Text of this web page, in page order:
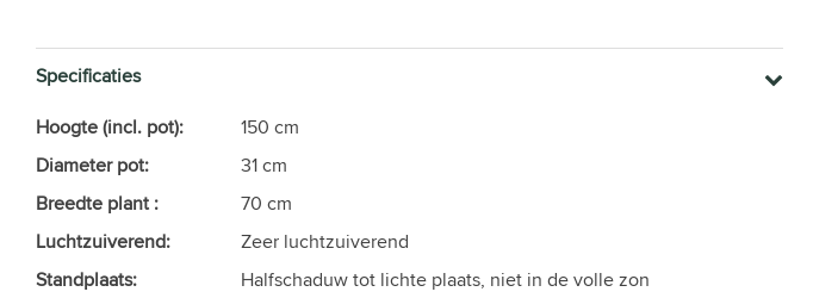
Specificaties
Hoogte (incl. pot):
150 cm
Diameter pot:
31 cm
Breedte plant :
70 cm
Luchtzuiverend:
Zeer luchtzuiverend
Standplaats:
Halfschaduw tot lichte plaats, niet in de volle zon